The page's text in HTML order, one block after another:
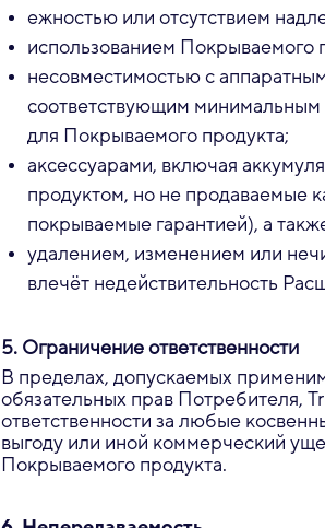
ежностью или отсутствием
использованием Покрываемого
несовместимостью с
соответствующим
для Покрываемого продукта;
аксессуарами, включая
продуктом, но не продаваемые
покрываемые гарантией), а
удалением, изменением или
влечёт недействительность
5. Ограничение ответственности
В пределах, допускаемых
обязательных прав Потребителя,
ответственности за любые
выгоду или иной коммерческий
Покрываемого продукта.